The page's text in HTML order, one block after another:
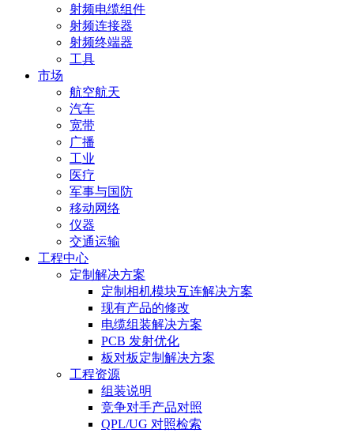
射频电缆组件
射频连接器
射频终端器
工具
市场
航空航天
汽车
宽带
广播
工业
医疗
军事与国防
移动网络
仪器
交通运输
工程中心
定制解决方案
定制相机模块互连解决方案
现有产品的修改
电缆组装解决方案
PCB 发射优化
板对板定制解决方案
工程资源
组装说明
竞争对手产品对照
QPL/UG 对照检索